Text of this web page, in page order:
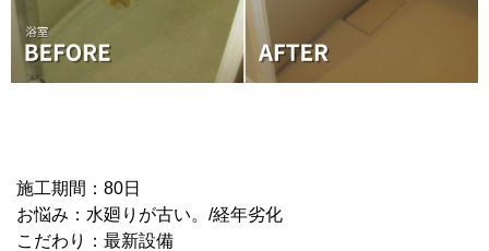
施工期間：80日
お悩み：水廻りが古い。/経年劣化
こだわり：最新設備